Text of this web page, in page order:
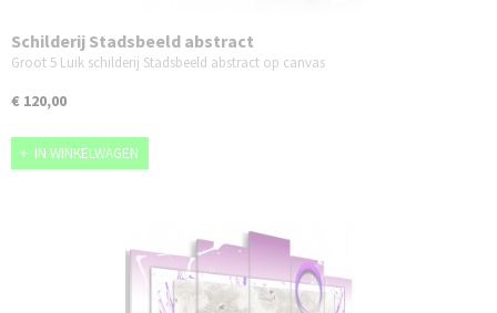
Schilderij Stadsbeeld abstract
Groot 5 Luik schilderij Stadsbeeld abstract op canvas
€ 120,00
IN WINKELWAGEN